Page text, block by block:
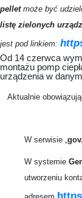
pellet może być
listę zielonych
jest pod linkiem:
Od 14 czerwca
montażu pomp
urządzenia w
Aktualnie
W serwisie „
W systemie
utworzeniu